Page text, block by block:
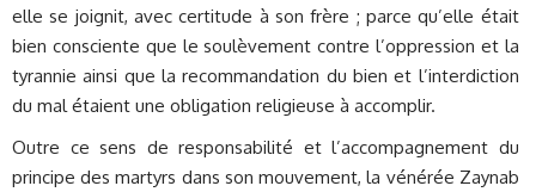
elle se joignit, avec certitude à son frère ; parce qu’elle était
bien consciente que le soulèvement contre l’oppression et la
tyrannie ainsi que la recommandation du bien et l’interdiction
du mal étaient une obligation religieuse à accomplir.
Outre ce sens de responsabilité et l’accompagnement du
principe des martyrs dans son mouvement, la vénérée Zaynab